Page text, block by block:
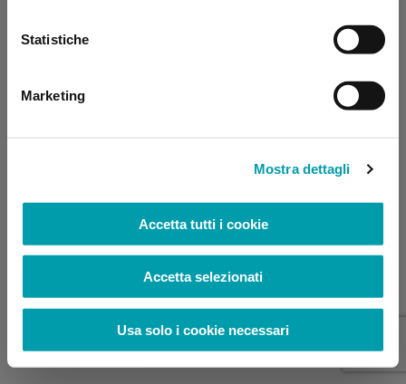
Statistiche
Marketing
Mostra dettagli
Accetta tutti i cookie
Accetta selezionati
Usa solo i cookie necessari